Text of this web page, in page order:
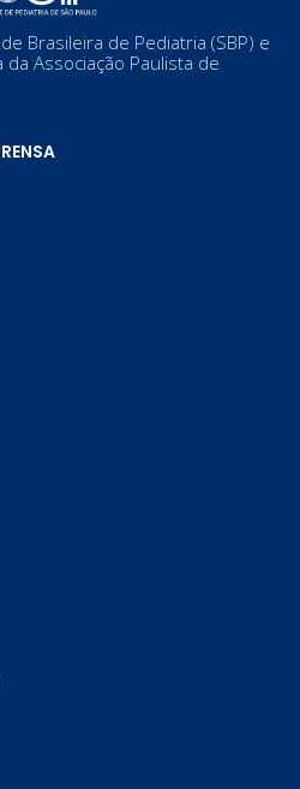
Brasileira de Pediatria (SBP) e
Associação Paulista de